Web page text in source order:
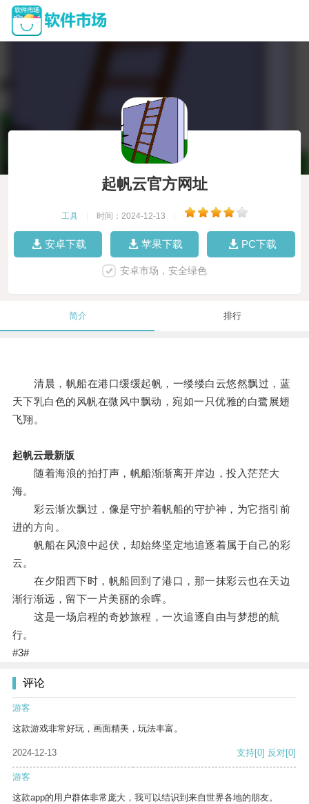
起帆云官方网址
工具 时间：2024-12-13
安卓下载 苹果下载 PC下载
安卓市场，安全绿色
简介 排行
清晨，帆船在港口缓缓起帆，一缕缕白云悠然飘过，蓝
天下乳白色的风帆在微风中飘动，宛如一只优雅的白鹭展翅
飞翔。
起帆云最新版
随着海浪的拍打声，帆船渐渐离开岸边，投入茫茫大
海。
彩云渐次飘过，像是守护着帆船的守护神，为它指引前
进的方向。
帆船在风浪中起伏，却始终坚定地追逐着属于自己的彩
云。
在夕阳西下时，帆船回到了港口，那一抹彩云也在天边
渐行渐远，留下一片美丽的余晖。
这是一场启程的奇妙旅程，一次追逐自由与梦想的航
行。
#3#
评论
游客
这款游戏非常好玩，画面精美，玩法丰富。
2024-12-13 支持[0] 反对[0]
游客
这款app的用户群体非常庞大，我可以结识到来自世界各地的朋友。